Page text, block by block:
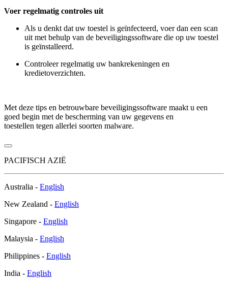
Voer regelmatig controles uit
Als u denkt dat uw toestel is geïnfecteerd, voer dan een scan
uit met behulp van de beveiligingssoftware die op uw toestel
is geïnstalleerd.
Controleer regelmatig uw bankrekeningen en
kredietoverzichten.
Met deze tips en betrouwbare beveiligingssoftware maakt u een
goed begin met de bescherming van uw gegevens en
toestellen tegen allerlei soorten malware.
PACIFISCH AZIË
Australia - English
New Zealand - English
Singapore - English
Malaysia - English
Philippines - English
India - English